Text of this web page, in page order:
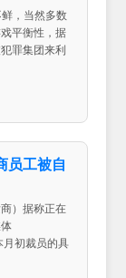
，当然多数
平衡性，据
罪集团来利
员工被自
）据称正在
初裁员的具